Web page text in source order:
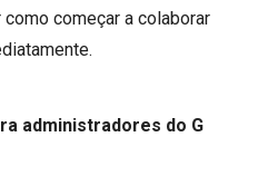
como começar a colaborar
administradores do G